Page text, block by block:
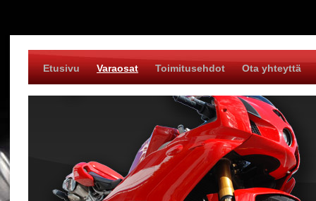
Etusivu Varaosat Toimitusehdot Ota yhteyttä